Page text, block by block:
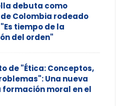
debuta como
Colombia rodeado
tiempo de la
del orden"
de "Ética: Conceptos,
Una nueva
formación moral en el